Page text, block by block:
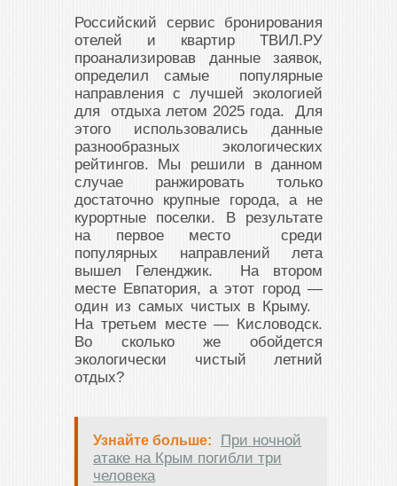
Российский сервис бронирования
отелей и квартир ТВИЛ.РУ
проанализировав данные заявок,
определил самые популярные
направления с лучшей экологией
для отдыха летом 2025 года. Для
этого использовались данные
разнообразных экологических
рейтингов. Мы решили в данном
случае ранжировать только
достаточно крупные города, а не
курортные поселки. В результате
на первое место среди
популярных направлений лета
вышел Геленджик. На втором
месте Евпатория, а этот город —
один из самых чистых в Крыму.
На третьем месте — Кисловодск.
Во сколько же обойдется
экологически чистый летний
отдых?
Узнайте больше:
При ночной
атаке на Крым погибли три
человека